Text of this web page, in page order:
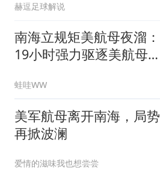
赫逗足球解说
南海立规矩美航母夜溜：
19小时强力驱逐美航母连
亮.栗正杰｜辣晚报
20260807
蛙哇WW
美军航母离开南海，局势
再掀波澜
爱情的滋味我也想尝尝